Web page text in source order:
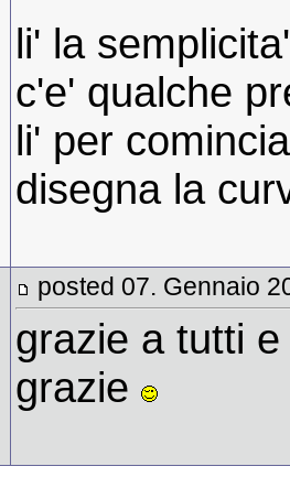
li' la
c'e' qualche
li' per
disegna la
posted 07. Gennaio
grazie a tutti
grazie